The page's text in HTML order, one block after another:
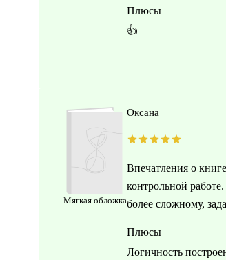
Плюсы
👍
Мягкая обложка
Оксана
Впечатления о
контрольной
более сложному,
Плюсы
Логичность